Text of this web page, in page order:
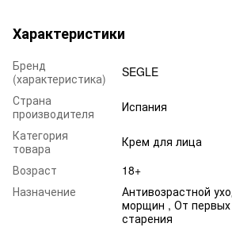
Характеристики
Бренд
(характеристика)
SEGLE
Страна
производителя
Испания
Категория
товара
Крем для лица
Возраст
18+
Назначение
Антивозрастной
морщин , От первых
старения